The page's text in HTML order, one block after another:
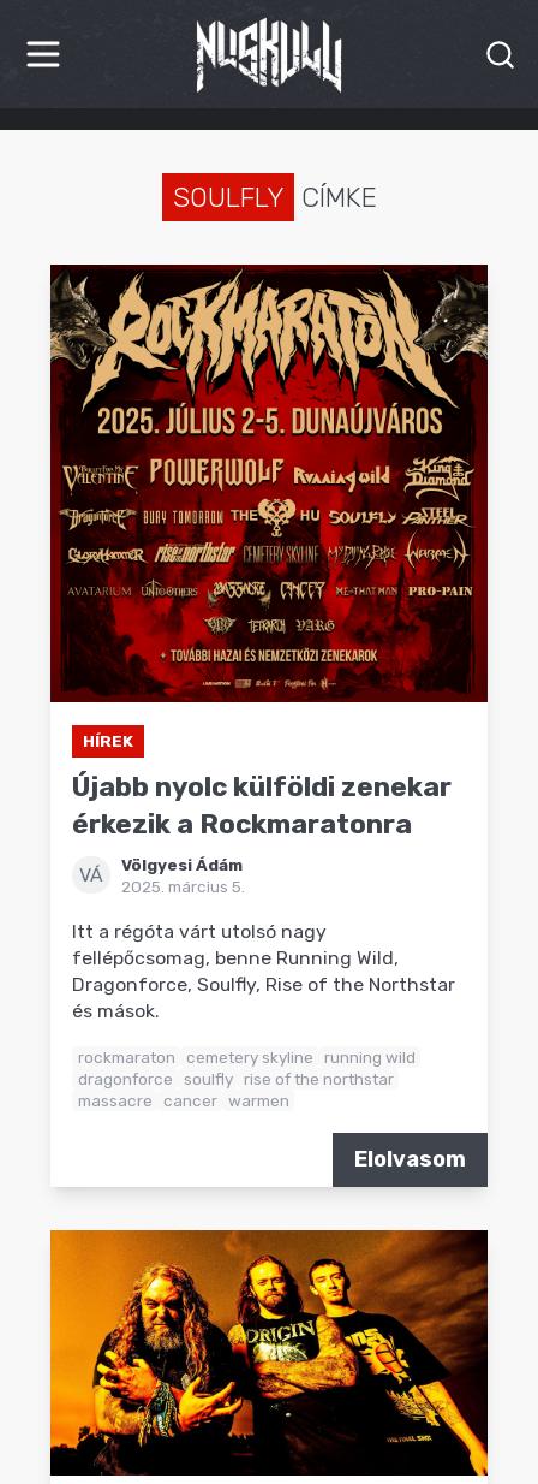
HÍREK
INTERJÚK
PREMIEREK
KULT
MÁSVILÁG
BLOG
SOULFLY CÍMKE
HÍREK
Újabb nyolc külföldi zenekar
érkezik a Rockmaratonra
VÁ
Völgyesi Ádám
2025. március 5.
Itt a régóta várt utolsó nagy
fellépőcsomag, benne Running Wild,
Dragonforce, Soulfly, Rise of the Northstar
és mások.
rockmaraton cemetery skyline
running wild
dragonforce
soulfly rise of the northstar
massacre
cancer warmen
Elolvasom